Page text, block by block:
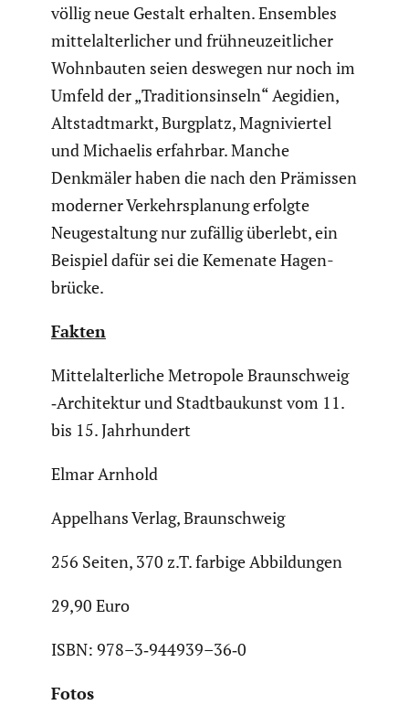
völlig neue Gestalt erhalten. Ensembles
mittel­al­ter­li­cher und frühneu­zeit­li­cher
Wohnbauten seien deswegen nur noch im
Umfeld der „Tradi­ti­ons­in­seln“ Aegidien,
Altstadt­markt, Burgplatz, Magni­viertel
und Michaelis erfahrbar. Manche
Denkmäler haben die nach den Prämissen
moderner Verkehrs­pla­nung erfolgte
Neuge­stal­tung nur zufällig überlebt, ein
Beispiel dafür sei die Kemenate Hagen­
brücke.
Fakten
Mittel­al­ter­liche Metropole Braun­schweig
‑Archi­tektur und Stadt­bau­kunst vom 11.
bis 15. Jahrhun­dert
Elmar Arnhold
Appelhans Verlag, Braun­schweig
256 Seiten, 370 z.T. farbige Abbil­dungen
29,90 Euro
ISBN: 978–3‑944939–36‑0
Fotos